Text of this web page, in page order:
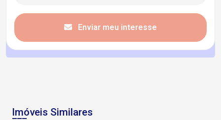
Enviar meu interesse
Imóveis Similares